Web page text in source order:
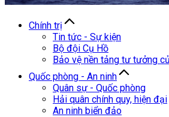
Chính trị
Tin tức - Sự kiện
Bộ đội Cụ Hồ
Bảo vệ nền tảng tư tưởng
Quốc phòng - An ninh
Quân sự - Quốc phòng
Hải quân chính quy, hiện đại
An ninh biển đảo